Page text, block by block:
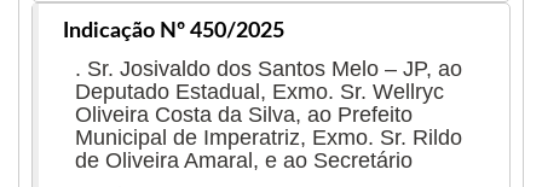
Indicação Nº 450/2025
. Sr. Josivaldo dos Santos Melo – JP, ao
Deputado Estadual, Exmo. Sr. Wellryc
Oliveira Costa da Silva, ao Prefeito
Municipal de Imperatriz, Exmo. Sr. Rildo
de Oliveira Amaral, e ao Secretário